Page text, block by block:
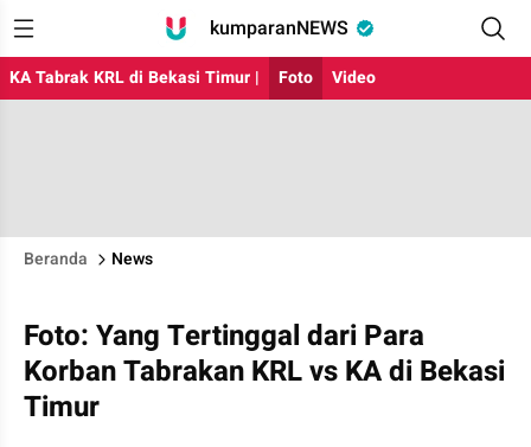
kumparanNEWS
KA Tabrak KRL di Bekasi Timur | Foto Video
Beranda News
Foto: Yang Tertinggal dari Para
Korban Tabrakan KRL vs KA di Bekasi
Timur